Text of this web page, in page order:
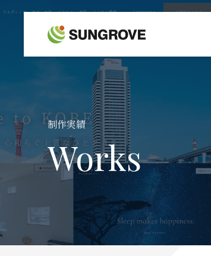
制作実績
Works
サングローブについて
制作実績
お客様の声
お知らせ
自社メディア